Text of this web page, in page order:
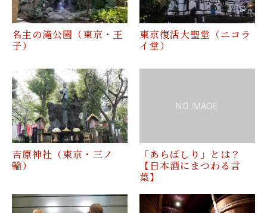
名主の滝公園（東京・王
子）
東京復活大聖堂（ニコラ
イ堂）
吉原神社（東京・三ノ
輪）
「あらばしり」とは？
【日本酒にまつわる言
葉】